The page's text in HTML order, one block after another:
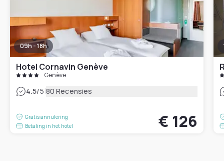
09h - 18h
Hotel Cornavin Genève
Genève
4.5/5|80 Recensies
Gratis annulering
Betaling in het hotel
€ 126